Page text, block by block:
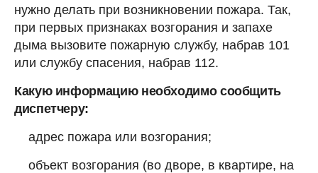
нужно делать при возникновении пожара. Так,
при первых признаках возгорания и запахе
дыма вызовите пожарную службу, набрав 101
или службу спасения, набрав 112.
Какую информацию необходимо сообщить
диспетчеру:
адрес пожара или возгорания;
объект возгорания (во дворе, в квартире, на